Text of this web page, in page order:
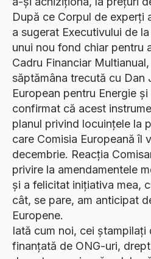
După ce Corpul de experți
a sugerat Executivului de
unui nou fond chiar pentru
Cadru Financiar
săptămâna trecută cu Dan
European pentru Energie
confirmat că acest
planul privind locuințele la
care Comisia Europeană îl
decembrie. Reacția
privire la amendamentele
și a felicitat inițiativa mea,
cât, se pare, am anticipat
Europene.
Iată cum noi, cei ștampilați
finanțată de ONG-uri,